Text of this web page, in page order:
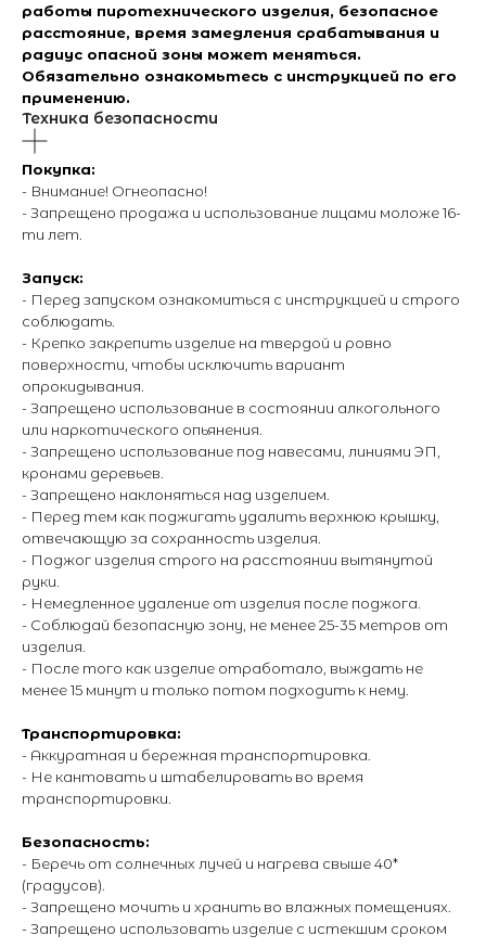
работы пиротехнического изделия, безопасное
расстояние, время замедления срабатывания и
радиус опасной зоны может меняться.
Обязательно ознакомьтесь с инструкцией по его
применению.
Техника безопасности
Покупка:
- Внимание! Огнеопасно!
- Запрещено продажа и использование лицами моложе 16-
ти лет.
Запуск:
- Перед запуском ознакомиться с инструкцией и строго
соблюдать.
- Крепко закрепить изделие на твердой и ровно
поверхности, чтобы исключить вариант
опрокидывания.
- Запрещено использование в состоянии алкогольного
или наркотического опьянения.
- Запрещено использование под навесами, линиями ЭП,
кронами деревьев.
- Запрещено наклоняться над изделием.
- Перед тем как поджигать удалить верхнюю крышку,
отвечающую за сохранность изделия.
- Поджог изделия строго на расстоянии вытянутой
руки.
- Немедленное удаление от изделия после поджога.
- Соблюдай безопасную зону, не менее 25-35 метров от
изделия.
- После того как изделие отработало, выждать не
менее 15 минут и только потом подходить к нему.
Транспортировка:
- Аккуратная и бережная транспортировка.
- Не кантовать и штабелировать во время
транспортировки.
Безопасность:
- Беречь от солнечных лучей и нагрева свыше 40*
(градусов).
- Запрещено мочить и хранить во влажных помещениях.
- Запрещено использовать изделие с истекшим сроком
О магазине
О компании
Контакты
Поставщики
Новости
Каталог
Каталог эффектов
Оплата и доставка
Возврат и обмен
+7 (495) 795-50-50
ежедневно с 10:00 до 20:00
Адрес офиса:
© 2014 - 2026 PIROMANIAC.COM | Интернет-магазин
пиротехники. Продажа пиротехнической продукции осуществляется
только лицам достигшим 16 лет! Обращаем Ваше внимание на то,
носит исключительно информационный характер и ни при каких
условиях не являются публичной офертой, определяемой
положениями Статьи 437 Гражданского кодекса Российской
компании. Подробнее на отдельной
Виды салютов
Энциклопедия от А до Я